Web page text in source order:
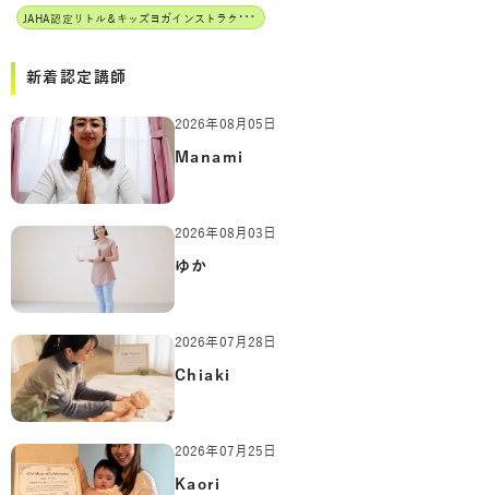
J
AHA認定リトル＆キッズヨガインストラクター
新着認定講師
2026年08月05日
Manami
2026年08月03日
ゆか
2026年07月28日
Chiaki
2026年07月25日
Kaori